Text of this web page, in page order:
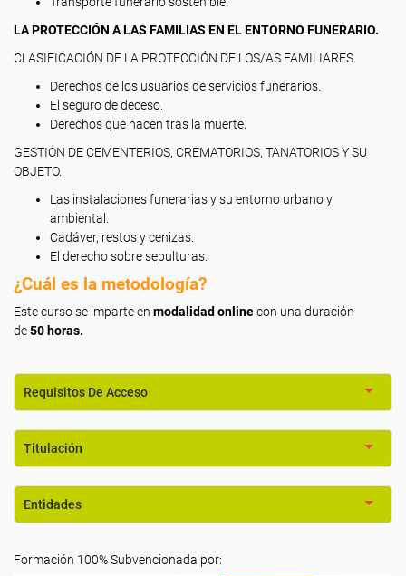
LA PROTECCIÓN A LAS FAMILIAS EN EL ENTORNO FUNERARIO.
CLASIFICACIÓN DE LA PROTECCIÓN DE LOS/AS FAMILIARES.
Derechos de los usuarios de servicios funerarios.
El seguro de deceso.
Derechos que nacen tras la muerte.
GESTIÓN DE CEMENTERIOS, CREMATORIOS, TANATORIOS Y SU
OBJETO.
Las instalaciones funerarias y su entorno urbano y
ambiental.
Cadáver, restos y cenizas.
El derecho sobre sepulturas.
¿Cuál es la metodología?
Este curso se imparte en modalidad onlinecon una duración
de50 horas.
Requisitos De Acceso
Titulación
Entidades
Formación 100% Subvencionada por: